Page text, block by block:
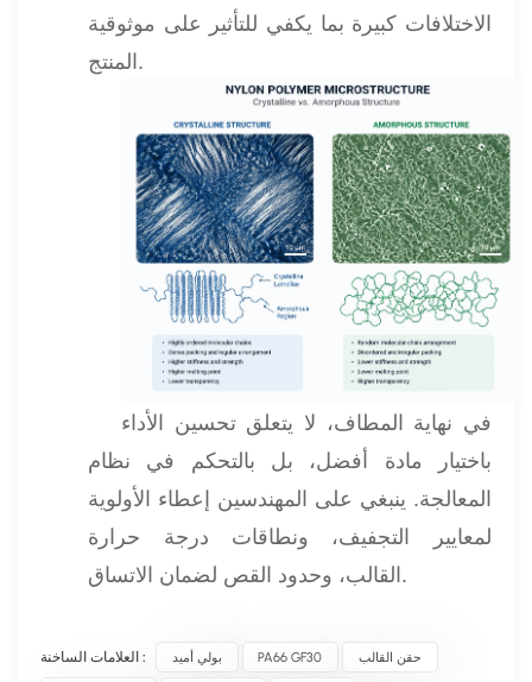
الاختلافات كبيرة بما يكفي للتأثير على موثوقية
المنتج.
في نهاية المطاف، لا يتعلق تحسين الأداء
باختيار مادة أفضل، بل بالتحكم في نظام
المعالجة. ينبغي على المهندسين إعطاء الأولوية
لمعايير التجفيف، ونطاقات درجة حرارة
القالب، وحدود القص لضمان الاتساق.
العلامات الساخنة : بولي أميد PA66 GF30 حقن القالب